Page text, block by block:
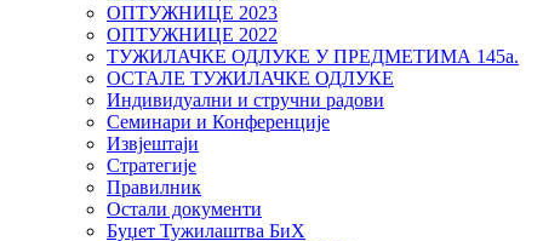
ОПТУЖНИЦЕ 2023
ОПТУЖНИЦЕ 2022
ТУЖИЛАЧКЕ ОДЛУКЕ У ПРЕДМЕТИМА 145а.
ОСТАЛЕ ТУЖИЛАЧКЕ ОДЛУКЕ
Индивидуални и стручни радови
Семинари и Конференције
Извјештаји
Стратегије
Правилник
Остали документи
Буџет Тужилаштва БиХ